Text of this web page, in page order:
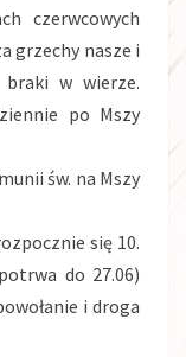
czerwcowych
grzechy nasze i
w wierze.
po Mszy
św. na Mszy
się 10.
do 27.06)
i droga